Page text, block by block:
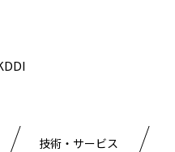
技術・サービス